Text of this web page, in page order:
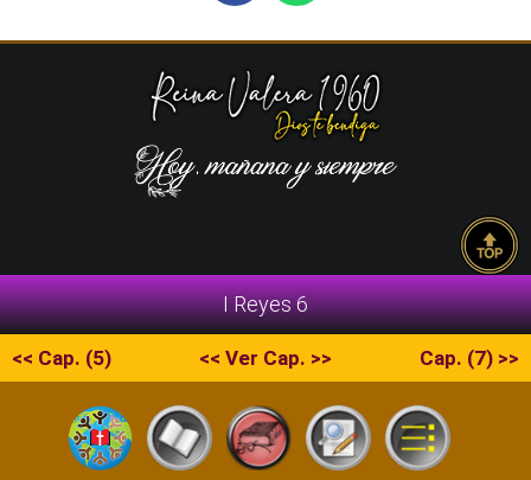
Copyright © 2026 La Escritura | RVR1960
<< Cap. (5) << Ver Cap. >> Cap. (7) >>
I Reyes 6